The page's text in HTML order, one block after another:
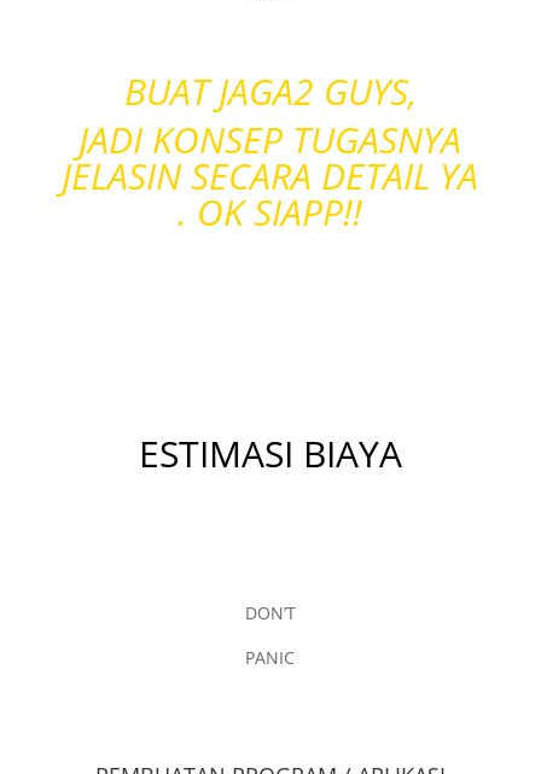
BUAT JAGA2 GUYS,
JADI KONSEP TUGASNYA
JELASIN SECARA DETAIL YA
. OK SIAPP!!
ESTIMASI BIAYA
DON’T
PANIC